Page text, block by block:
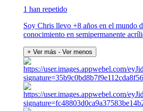
1 han repetido
Soy Chris llevo +8 años en el mundo
conocimiento en semipermanente
+ Ver más - Ver menos